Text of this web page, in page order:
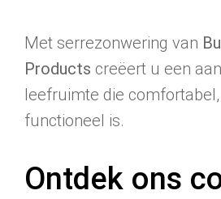
Met serrezonwering van
Products creëert u een
leefruimte die
functioneel is.
Ontdek ons